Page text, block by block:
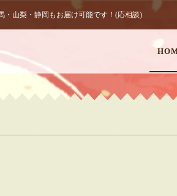
梨・静岡もお届け可能です！(応相談)